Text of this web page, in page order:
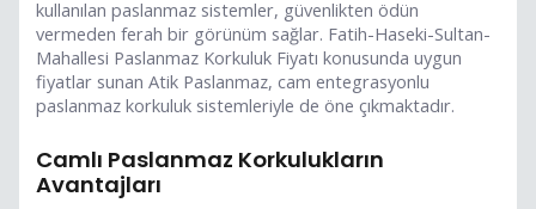
kullanılan paslanmaz sistemler, güvenlikten ödün
vermeden ferah bir görünüm sağlar. Fatih-Haseki-Sultan-
Mahallesi Paslanmaz Korkuluk Fiyatı konusunda uygun
fiyatlar sunan Atik Paslanmaz, cam entegrasyonlu
paslanmaz korkuluk sistemleriyle de öne çıkmaktadır.
Camlı Paslanmaz Korkulukların
Avantajları